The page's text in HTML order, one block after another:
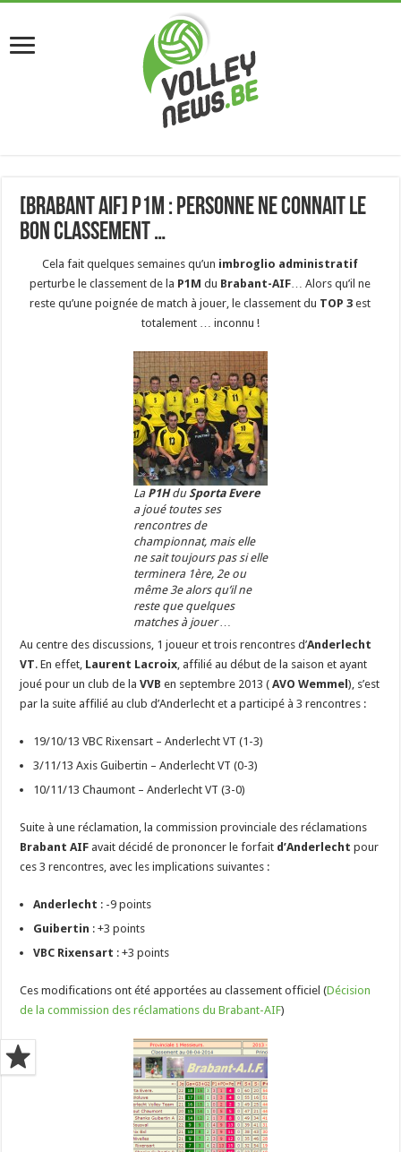
[Brabant AIF] P1M : Personne ne connait le
bon classement …
Cela fait quelques semaines qu’un imbroglio administratif
perturbe le classement de la P1M du Brabant-AIF… Alors qu’il ne
reste qu’une poignée de match à jouer, le classement du TOP 3 est
totalement … inconnu !
LaP1HduSporta Evere
a joué toutes ses
rencontres de
championnat, mais elle
ne sait toujours pas si elle
terminera 1ère, 2e ou
même 3e alors qu’il ne
reste que quelques
matches à jouer …
Au centre des discussions, 1 joueur et trois rencontres d’Anderlecht
VT. En effet, Laurent Lacroix, affilié au début de la saison et ayant
joué pour un club de laVVB en septembre 2013 (AVO Wemmel), s’est
par la suite affilié au club d’Anderlecht et a participé à 3 rencontres :
19/10/13 VBC Rixensart – Anderlecht VT (1-3)
3/11/13 Axis Guibertin – Anderlecht VT (0-3)
10/11/13 Chaumont – Anderlecht VT (3-0)
Suite à une réclamation, la commission provinciale des réclamations
Brabant AIF avait décidé de prononcer le forfait d’Anderlecht pour
ces 3 rencontres, avec les implications suivantes :
Anderlecht : -9 points
Guibertin : +3 points
VBC Rixensart : +3 points
Ces modifications ont été apportées au classement officiel (Décision
de la commission des réclamations du Brabant-AIF)